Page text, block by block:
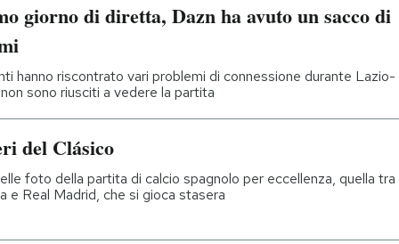
giorno di diretta, Dazn ha avuto un sacco di
hanno riscontrato vari problemi di connessione durante Lazio-
sono riusciti a vedere la partita
del Clásico
foto della partita di calcio spagnolo per eccellenza, quella tra
e Real Madrid, che si gioca stasera